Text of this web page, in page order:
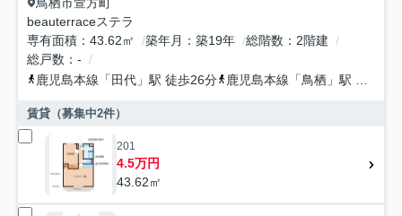
beauterraceステラ
専有面積
43.62㎡ 築年月 築19年 総階数
2階建
総戸数
-
鹿児島本線 「田代 」駅 徒歩26分 鹿児島本線 「鳥栖 」駅 徒歩30分
賃貸（募集中2件）
201
4.5万円
43.62㎡